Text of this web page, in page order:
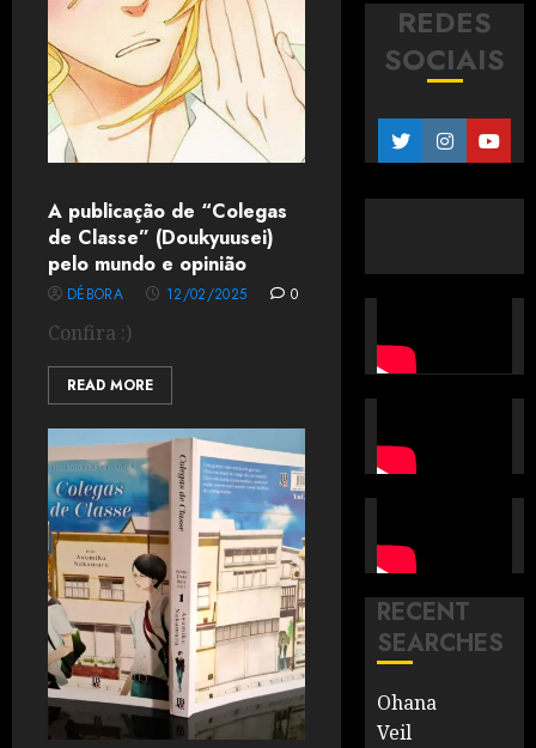
A publicação de “Colegas
de Classe” (Doukyuusei)
pelo mundo e opinião
DÉBORA 12/02/2025 0
Confira :)
READ MORE
REDES
SOCIAIS
RECENT
SEARCHES
Ohana
Veil